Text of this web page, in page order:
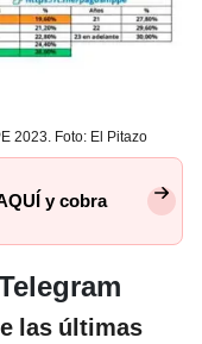
2023. Foto: El Pitazo
y cobra
las últimas